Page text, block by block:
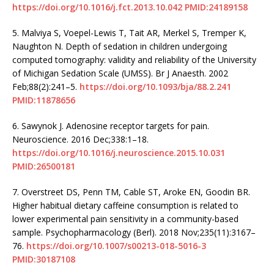
https://doi.org/10.1016/j.fct.2013.10.042 PMID:24189158
5. Malviya S, Voepel-Lewis T, Tait AR, Merkel S, Tremper K,
Naughton N. Depth of sedation in children undergoing
computed tomography: validity and reliability of the University
of Michigan Sedation Scale (UMSS). Br J Anaesth. 2002
Feb;88(2):241–5. https://doi.org/10.1093/bja/88.2.241
PMID:11878656
6. Sawynok J. Adenosine receptor targets for pain.
Neuroscience. 2016 Dec;338:1–18.
https://doi.org/10.1016/j.neuroscience.2015.10.031
PMID:26500181
7. Overstreet DS, Penn TM, Cable ST, Aroke EN, Goodin BR.
Higher habitual dietary caffeine consumption is related to
lower experimental pain sensitivity in a community-based
sample. Psychopharmacology (Berl). 2018 Nov;235(11):3167–
76. https://doi.org/10.1007/s00213-018-5016-3
PMID:30187108